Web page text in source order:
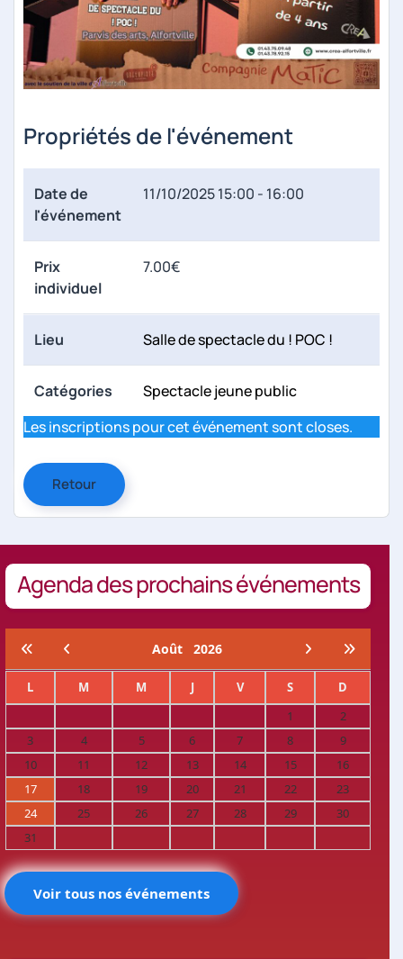
Propriétés de l'événement
Date de
l'événement
11/10/202515:00 - 16:00
Prix
individuel
7.00€
Lieu Salle de spectacle du ! POC !
Catégories
Spectacle jeune public
Les inscriptions pour cet événement sont closes.
Retour
Agenda des prochains événements
Août 2026
L M M J V S
D
1
2
3
4 5 6 7 8
9
10
11 12 13 14 15
16
17
18 19 20 21 22
23
24
25 26 27 28 29
30
31
Voir tous nos événements